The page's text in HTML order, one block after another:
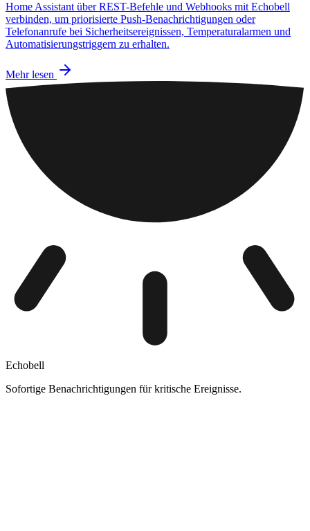
Home Assistant über REST-Befehle und Webhooks mit Echobell
verbinden, um priorisierte Push-Benachrichtigungen oder
Telefonanrufe bei Sicherheitsereignissen, Temperaturalarmen und
Automatisierungstriggern zu erhalten.
Mehr lesen
Echobell
Sofortige Benachrichtigungen für kritische Ereignisse.